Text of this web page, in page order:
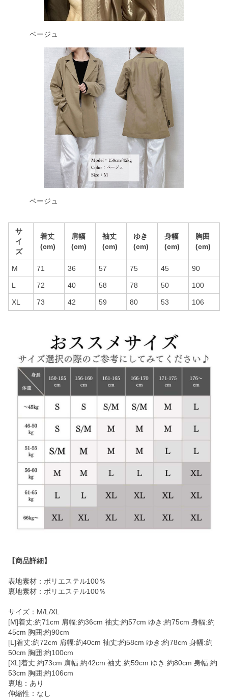
ベージュ
ベージュ
サ
イ
ズ
着丈
(cm)
肩幅
(cm)
袖丈
(cm)
ゆき
(cm)
身幅
(cm)
胸囲
(cm)
M 71 36 57 75 45 90
L 72 40 58 78 50 100
XL 73 42 59 80 53 106
【商品詳細】
表地素材：ポリエステル100％
裏地素材：ポリエステル100％
サイズ：M/L/XL
[M]着丈:約71cm 肩幅:約36cm 袖丈:約57cm ゆき:約75cm 身幅:約
45cm 胸囲:約90cm
[L]着丈:約72cm 肩幅:約40cm 袖丈:約58cm ゆき:約78cm 身幅:約
50cm 胸囲:約100cm
[XL]着丈:約73cm 肩幅:約42cm 袖丈:約59cm ゆき:約80cm 身幅:約
53cm 胸囲:約106cm
裏地：あり
伸縮性：なし